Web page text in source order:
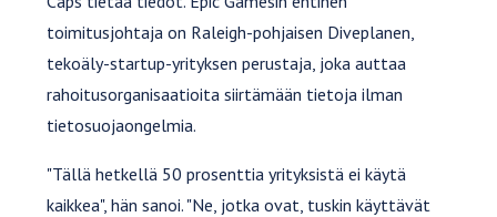
toimitusjohtaja on Raleigh-pohjaisen Diveplanen,
tekoäly-startup-yrityksen perustaja, joka auttaa
rahoitusorganisaatioita siirtämään tietoja ilman
tietosuojaongelmia.
"Tällä hetkellä 50 prosenttia yrityksistä ei käytä
kaikkea", hän sanoi. "Ne, jotka ovat, tuskin käyttävät